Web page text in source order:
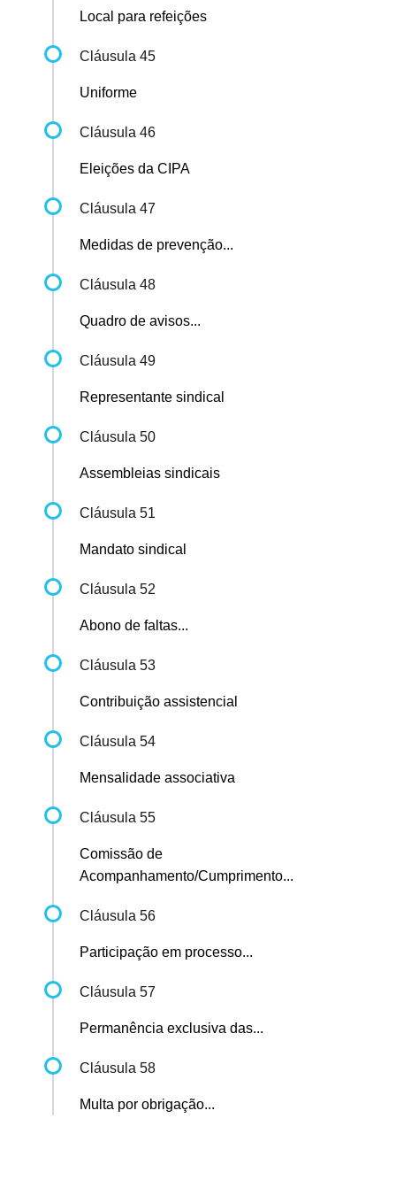
Local para refeições
Cláusula 45
Uniforme
Cláusula 46
Eleições da CIPA
Cláusula 47
Medidas de prevenção...
Cláusula 48
Quadro de avisos...
Cláusula 49
Representante sindical
Cláusula 50
Assembleias sindicais
Cláusula 51
Mandato sindical
Cláusula 52
Abono de faltas...
Cláusula 53
Contribuição assistencial
Cláusula 54
Mensalidade associativa
Cláusula 55
Comissão de
Acompanhamento/Cumprimento...
Cláusula 56
Participação em processo...
Cláusula 57
Permanência exclusiva das...
Cláusula 58
Multa por obrigação...